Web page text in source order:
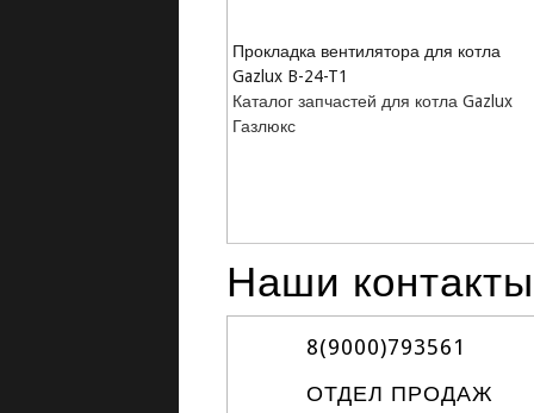
Прокладка вентилятора для котла
Gazlux B-24-T1
Каталог запчастей для котла Gazlux
Газлюкс
Наши контакты
8(9000)793561
ОТДЕЛ ПРОДАЖ